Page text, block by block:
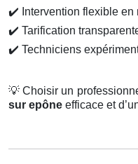
✔️ Intervention flexible
✔️ Tarification
✔️ Techniciens
💡 Choisir un
sur epône efficace et